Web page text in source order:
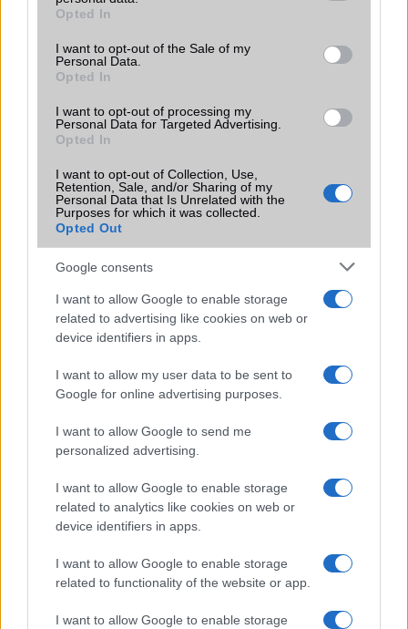
grant or deny consent to Google and its third-party tags to
use your data for below specified purposes in below Google
consent section.
Opted In
I want to opt-out of the Sale of my
Personal Data.
Opted In
I want to opt-out of processing my
Personal Data for Targeted Advertising.
Opted In
I want to opt-out of Collection, Use,
Retention, Sale, and/or Sharing of my
Personal Data that Is Unrelated with the
Purposes for which it was collected.
Opted Out
Google consents
I want to allow Google to enable storage
related to advertising like cookies on web or
device identifiers in apps.
I want to allow my user data to be sent to
Google for online advertising purposes.
I want to allow Google to send me
personalized advertising.
I want to allow Google to enable storage
related to analytics like cookies on web or
device identifiers in apps.
I want to allow Google to enable storage
related to functionality of the website or app.
I want to allow Google to enable storage
Motorola
Samsung
Xiaomi
ZTE
Mennyibe kerül
Keressen a telefonboltok ajánlatai között!
TELEFONOK GYORSLISTA
Márka :